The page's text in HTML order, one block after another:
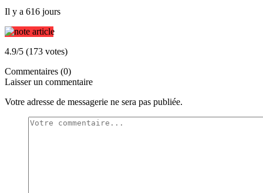
Il y a 616 jours
4.9/5 (173 votes)
Commentaires (0)
Laisser un commentaire
Votre adresse de messagerie ne sera pas publiée.